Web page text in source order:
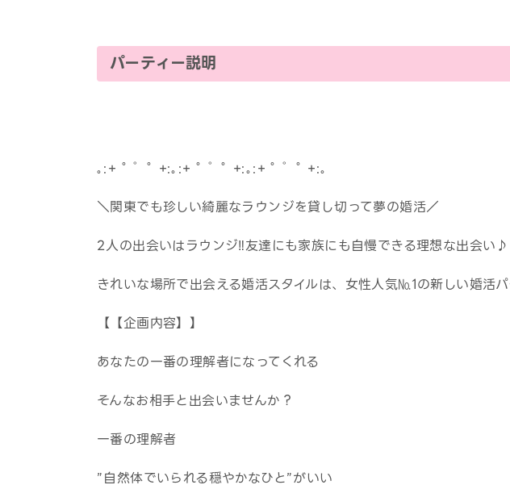
パーティー説明
｡:+ ﾟ ゜ﾟ +:｡:+ ﾟ ゜ﾟ +:｡:+ ﾟ ゜ﾟ +:｡
＼関東でも珍しい綺麗なラウンジを貸し切って夢の婚活／
2人の出会いはラウンジ‼友達にも家族にも自慢できる理想な出会い♪
きれいな場所で出会える婚活スタイルは、女性人気№1の新しい婚活パ
【【企画内容】】
あなたの一番の理解者になってくれる
そんなお相手と出会いませんか？
一番の理解者
”自然体でいられる穏やかなひと”がいい